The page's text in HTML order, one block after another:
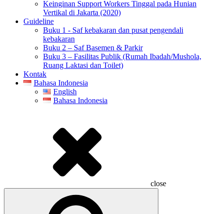
Keinginan Support Workers Tinggal pada Hunian
Vertikal di Jakarta (2020)
Guideline
Buku 1 - Saf kebakaran dan pusat pengendali
kebakaran
Buku 2 – Saf Basemen & Parkir
Buku 3 – Fasilitas Publik (Rumah Ibadah/Mushola,
Ruang Laktasi dan Toilet)
Kontak
Bahasa Indonesia
English
Bahasa Indonesia
close